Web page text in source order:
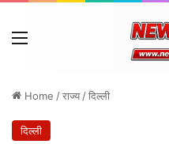
Menu
Home /राज्य /दिल्ली
दिल्ली